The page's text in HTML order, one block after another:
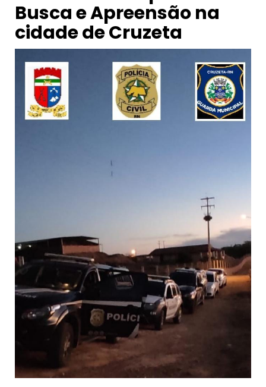
Busca e Apreensão na
cidade de Cruzeta